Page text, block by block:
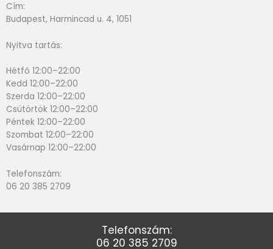
Cím:
Budapest, Harmincad u. 4, 1051
Nyitva tartás:
Hétfő 12:00–22:00
Kedd 12:00–22:00
Szerda 12:00–22:00
Csütörtök 12:00–22:00
Péntek 12:00–22:00
Szombat 12:00–22:00
Vasárnap 12:00–22:00
Telefonszám:
06 20 385 2709
Telefonszám:
06 20 385 2709